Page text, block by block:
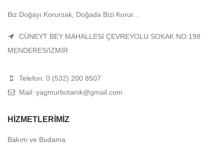
Biz Doğayı Korursak, Doğada Bizi Korur...
CÜNEYT BEY MAHALLESİ ÇEVREYOLU SOKAK NO:198
MENDERES/İZMİR
Telefon: 0 (532) 200 8507
Mail: yagmurbotanik@gmail.com
HIZMETLERIMIZ
Bakım ve Budama